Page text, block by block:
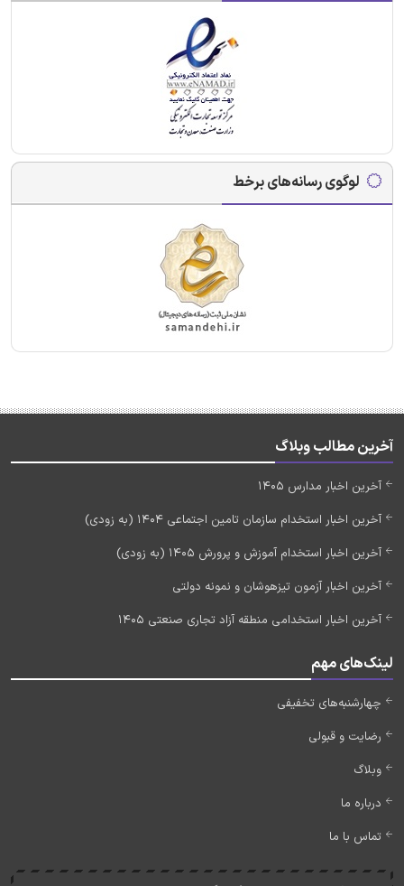
لوگوی رسانه‌های برخط
آخرین مطالب وبلاگ
آخرین اخبار مدارس 1405
آخرین اخبار استخدام سازمان تامین اجتماعی 1404 (به زودی)
آخرین اخبار استخدام آموزش و پرورش 1405 (به زودی)
آخرین اخبار آزمون تیزهوشان و نمونه دولتی
آخرین اخبار استخدامی منطقه آزاد تجاری صنعتی 1405
لینک‌های مهم
چهارشنبه‌های تخفیفی
رضایت و قبولی
وبلاگ
درباره ما
تماس با ما